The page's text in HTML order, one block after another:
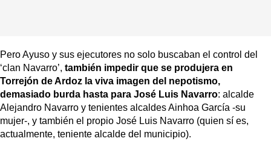
Pero Ayuso y sus ejecutores no solo buscaban el control del
‘clan Navarro’, también impedir que se produjera en
Torrejón de Ardoz la viva imagen del nepotismo,
demasiado burda hasta para José Luis Navarro: alcalde
Alejandro Navarro y tenientes alcaldes Ainhoa García -su
mujer-, y también el propio José Luis Navarro (quien sí es,
actualmente, teniente alcalde del municipio).